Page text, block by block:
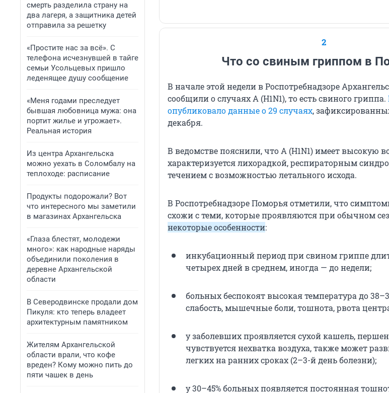
смерть разделила страну на
два лагеря, а защитника детей
отправила за решетку
«Простите нас за всё». С
телефона исчезнувшей в тайге
семьи Усольцевых пришло
леденящее душу сообщение
«Меня годами преследует
бывшая любовница мужа: она
портит жилье и угрожает».
Реальная история
Из центра Архангельска
можно уехать в Соломбалу на
теплоходе: расписание
Продукты подорожали? Вот
что интересного мы заметили
в магазинах Архангельска
«Глаза блестят, молодежи
много»: как народные наряды
объединили поколения в
деревне Архангельской
области
В Северодвинске продали дом
Пикуля: кто теперь владеет
архитектурным памятником
Жителям Архангельской
области врали, что кофе
вреден? Кому можно пить до
пяти чашек в день
2
Что со свиным гриппом в
В начале этой недели в Роспотребнадзоре
сообщили о случаях А (H1N1), то есть свиного гриппа.
опубликовало данные о 29 случаях,
декабря.
В ведомстве пояснили, что A (H1N1) имеет высокую
характеризуется лихорадкой, респираторным
течением с возможностью летального исхода.
В Роспотребнадзоре Поморья отметили, что
схожи с теми, которые проявляются при обычном
некоторые особенности:
инкубационный период при свином гриппе
четырех дней в среднем, иногда — до недели;
больных беспокоят высокая температура до
слабость, мышечные боли, тошнота, рвота
у заболевших проявляется сухой кашель,
чувствуется нехватка воздуха, также может
легких на ранних сроках (2–3-й день болезни);
у 30–45% больных появляется постоянная